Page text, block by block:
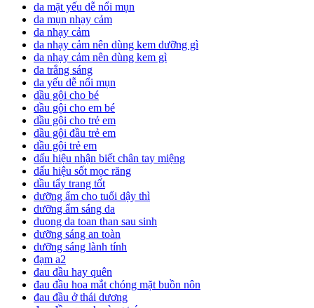
da mặt yếu dễ nổi mụn
da mụn nhạy cảm
da nhạy cảm
da nhạy cảm nên dùng kem dưỡng gì
da nhạy cảm nên dùng kem gì
da trắng sáng
da yếu dễ nổi mụn
dầu gội cho bé
dầu gội cho em bé
dầu gội cho trẻ em
dầu gội đầu trẻ em
dầu gội trẻ em
dấu hiệu nhận biết chân tay miệng
dấu hiệu sốt mọc răng
dầu tẩy trang tốt
dưỡng ẩm cho tuổi dậy thì
dưỡng ẩm sáng da
duong da toan than sau sinh
dưỡng sáng an toàn
dưỡng sáng lành tính
đạm a2
đau đầu hay quên
đau đầu hoa mắt chóng mặt buồn nôn
đau đầu ở thái dương